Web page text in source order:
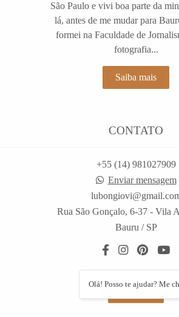
São Paulo e vivi boa parte da
lá, antes de me mudar para
formei na Faculdade de
fotografia...
Saiba mais
CONTATO
+55 (14) 981027909
Enviar mensagem
Rua São Gonçalo, 6-37 - Vila
Bauru / SP
Contato
Olá! Posso te ajudar? Me